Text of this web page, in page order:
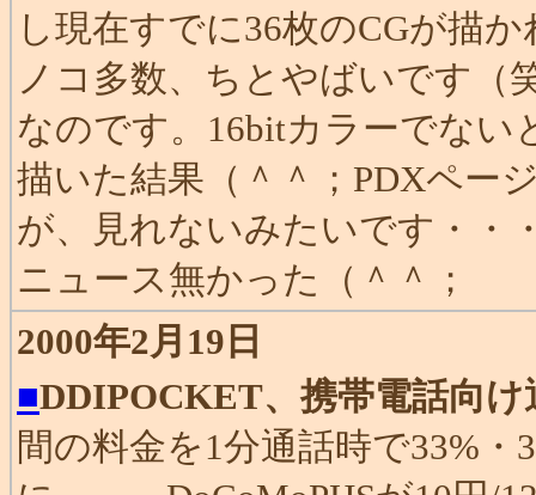
し現在すでに36枚のCGが描
ノコ多数、ちとやばいです
なのです。16bitカラーでな
描いた結果（＾＾；PDXペー
が、見れないみたいです・・
ニュース無かった（＾＾；
2000年2月19日
■DDIPOCKET、携帯電話向
間の料金を1分通話時で33%・